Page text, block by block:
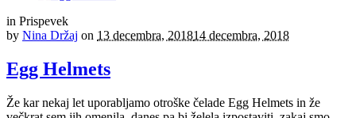
in Prispevek
by Nina Držaj on 13 decembra, 201814 decembra, 2018
Egg Helmets
Že kar nekaj let uporabljamo otroške čelade Egg Helmets in že